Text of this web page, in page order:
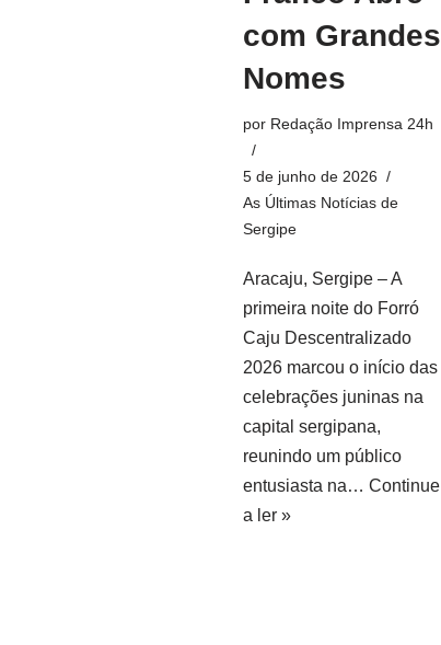
com Grandes
Nomes
por Redação Imprensa 24h
5 de junho de 2026
As Últimas Notícias de
Sergipe
Aracaju, Sergipe – A
primeira noite do Forró
Caju Descentralizado
2026 marcou o início das
celebrações juninas na
capital sergipana,
reunindo um público
entusiasta na… Continue
a ler »